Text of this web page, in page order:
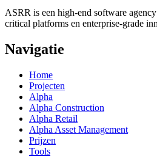
ASRR is een high-end software
critical platforms en enterprise-grade
Navigatie
Home
Projecten
Alpha
Alpha Construction
Alpha Retail
Alpha Asset Management
Prijzen
Tools